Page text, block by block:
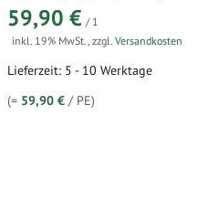
59,90 € / 1
inkl. 19% MwSt.,zzgl.Versandkosten
Lieferzeit: 5 - 10 Werktage
(= 59,90 € / PE)